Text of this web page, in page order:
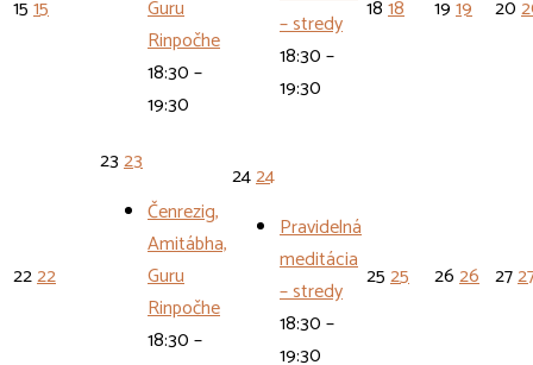
1515
Guru
Rinpočhe
18:30 –
19:30
– stredy
18:30 –
19:30
1818 1919 20
2222
2323
Čenrezig,
Amitábha,
Guru
Rinpočhe
18:30 –
2424
Pravidelná
meditácia
– stredy
18:30 –
19:30
2525 2626 27